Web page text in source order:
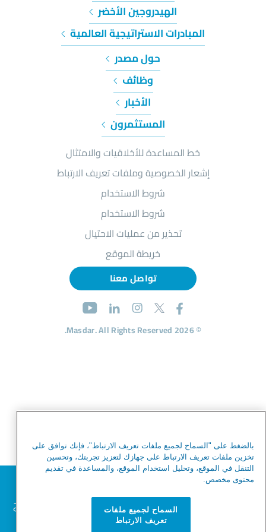
الهيدروجين الأخضر
المبادرات الاستراتيجية العالمية
حول مصدر
وظائف
الأخبار
المستثمرون
خط المساعدة للأخلاقيات والامتثال
إشعار الخصوصية وملفات تعريف الارتباط
شروط الاستخدام
شروط الاستخدام
تحذير من عمليات الاحتيال
خريطة الموقع
تواصل معنا
© 2026 Masdar. All Rights Reserved.
نحن نستخدم ملفات تعريف الارتباط لتحسين تجربة التصفح
الخاصة بك، وخدمة الإعلانات أو المحتوى المخصص،
بالضغط على "السماح لجميع ملفات تعريف الارتباط"، فإنك توافق على
تخزين ملفات تعريف الارتباط على جهازك لتعزيز تجربتك، وتحسين
التنقل في الموقع، وتحليل استخدام الموقع، والمساعدة في تقديم
محتوى مخصص.
السماح لجميع ملفات
تعريف الارتباط